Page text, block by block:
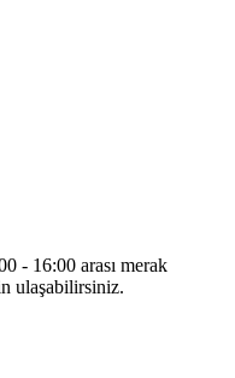
- 16:00 arası merak
ulaşabilirsiniz.